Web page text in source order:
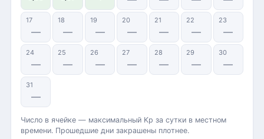
17
—
18
—
19
—
20
—
21
—
22
—
23
—
24
—
25
—
26
—
27
—
28
—
29
—
30
—
31
—
Число в ячейке — максимальный Kp за сутки в местном
времени. Прошедшие дни закрашены плотнее.